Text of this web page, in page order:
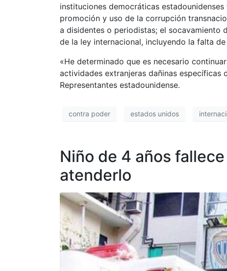
instituciones democráticas
promoción y uso de la corrupción
a disidentes o periodistas; el socavamiento
de la ley internacional, incluyendo la falta
«He determinado que es necesario
actividades extranjeras dañinas específicas
Representantes estadounidense.
contra poder estados unidos
Niño de 4 años
atenderlo